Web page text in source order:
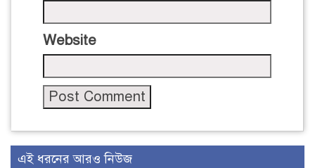
Website
এই ধরনের আরও নিউজ